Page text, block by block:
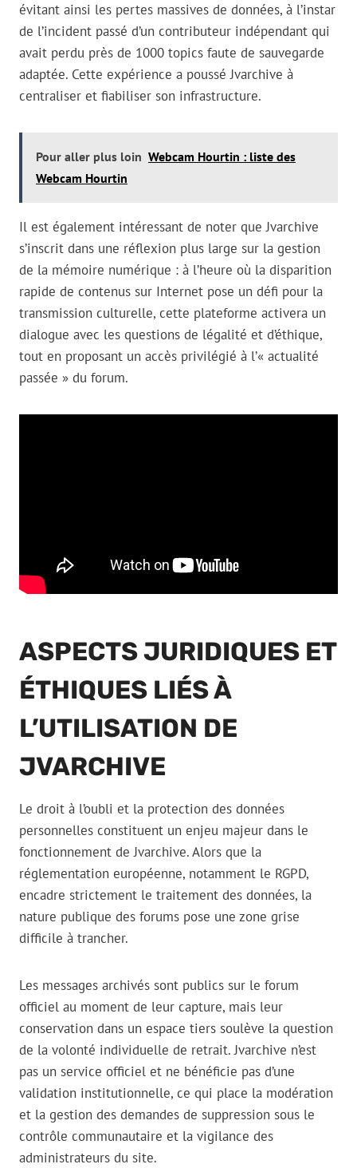
évitant ainsi les pertes massives de données, à l’instar
de l’incident passé d’un contributeur indépendant qui
avait perdu près de 1000 topics faute de sauvegarde
adaptée. Cette expérience a poussé Jvarchive à
centraliser et fiabiliser son infrastructure.
Pour aller plus loin Webcam Hourtin : liste des
Webcam Hourtin
Il est également intéressant de noter que Jvarchive
s’inscrit dans une réflexion plus large sur la gestion
de la mémoire numérique : à l’heure où la disparition
rapide de contenus sur Internet pose un défi pour la
transmission culturelle, cette plateforme activera un
dialogue avec les questions de légalité et d’éthique,
tout en proposant un accès privilégié à l’« actualité
passée » du forum.
ASPECTS JURIDIQUES ET
ÉTHIQUES LIÉS À
L’UTILISATION DE
JVARCHIVE
Le droit à l’oubli et la protection des données
personnelles constituent un enjeu majeur dans le
fonctionnement de Jvarchive. Alors que la
réglementation européenne, notamment le RGPD,
encadre strictement le traitement des données, la
nature publique des forums pose une zone grise
difficile à trancher.
Les messages archivés sont publics sur le forum
officiel au moment de leur capture, mais leur
conservation dans un espace tiers soulève la question
de la volonté individuelle de retrait. Jvarchive n’est
pas un service officiel et ne bénéficie pas d’une
validation institutionnelle, ce qui place la modération
et la gestion des demandes de suppression sous le
contrôle communautaire et la vigilance des
administrateurs du site.